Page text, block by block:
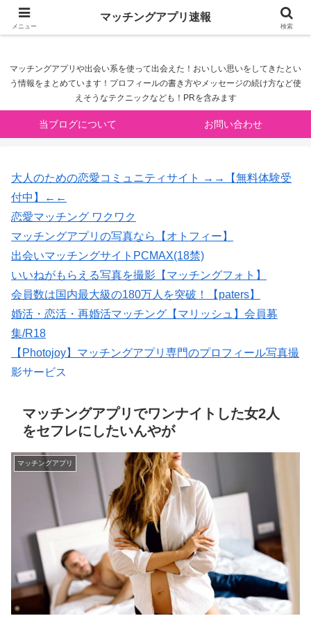
マッチングアプリ速報
マッチングアプリや出会い系を使って出会えた！おいしい思いをしてきたとい
う情報をまとめています！プロフィールの書き方やメッセージの続け方など使
えそうなテクニックなども！PRを含みます
当ブログについて お問い合わせ
大人のための恋愛コミュニティサイト →→【無料体験受
付中】←←
恋愛マッチング ワクワク
マッチングアプリの写真なら【オトフィー】
出会いマッチングサイトPCMAX(18禁)
いいねがもらえる写真を撮影【マッチングフォト】
会員数は国内最大級の180万人を突破！【paters】
婚活・恋活・再婚活マッチング【マリッシュ】会員募
集/R18
【Photojoy】マッチングアプリ専門のプロフィール写真撮
影サービス
★イククル無料登録（18禁）
マッチングアプリでワンナイトした女2人
をセフレにしたいんやが
マッチングアプリ
メニュー
マッチングアプリ速報
検索